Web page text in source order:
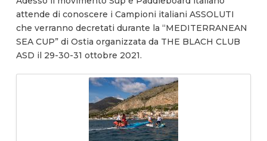
attende di conoscere i Campioni italiani ASSOLUTI
che verranno decretati durante la “MEDITERRANEAN
SEA CUP” di Ostia organizzata da THE BLACH CLUB
ASD il 29-30-31 ottobre 2021.